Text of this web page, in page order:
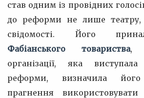
став одним із провідних
до реформи не лише театру,
свідомості. Його
Фабіанського товариства,
організації, яка
реформи, визначила
прагнення